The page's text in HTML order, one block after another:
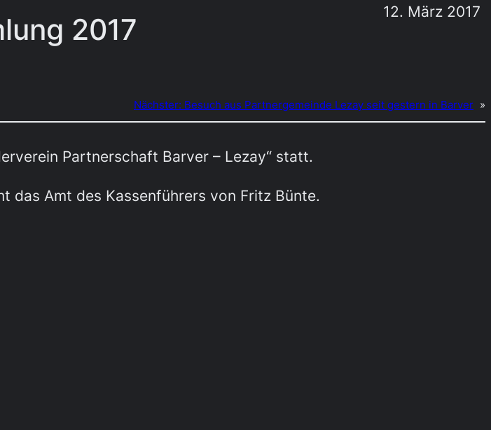
2017
12. März 2017
Nächster: Besuch aus Partnergemeinde Lezay seit gestern in Barver »
Partnerschaft Barver – Lezay“ statt.
das Amt des Kassenführers von Fritz Bünte.